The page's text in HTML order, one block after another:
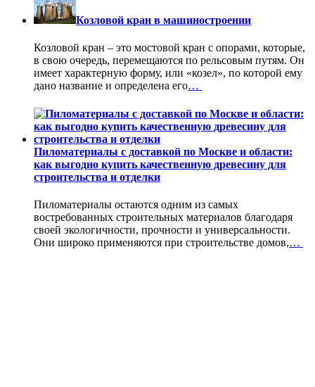
Козловой кран в машиностроении
Козловой кран – это мостовой кран с опорами, которые,
в свою очередь, перемещаются по рельсовым путям. Он
имеет характерную форму, или «козел», по которой ему
дано название и определена его…
Пиломатериалы с доставкой по Москве и области:
как выгодно купить качественную древесину для
строительства и отделки
Пиломатериалы остаются одним из самых
востребованных строительных материалов благодаря
своей экологичности, прочности и универсальности.
Они широко применяются при строительстве домов,…